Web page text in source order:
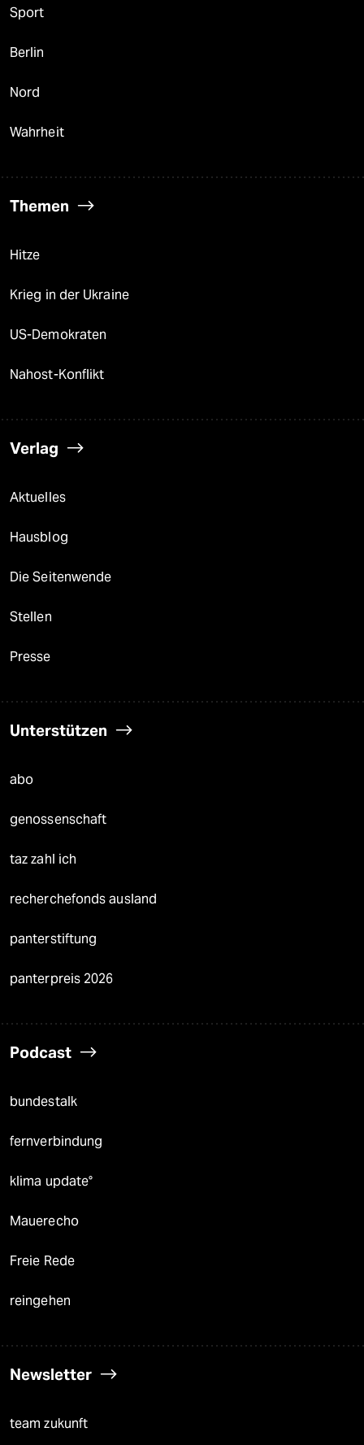
Sport
Berlin
Nord
Wahrheit
Themen
Hitze
Krieg in der Ukraine
US-Demokraten
Nahost-Konflikt
Verlag
Aktuelles
Hausblog
Die Seitenwende
Stellen
Presse
Unterstützen
abo
genossenschaft
taz zahl ich
recherchefonds ausland
panterstiftung
panterpreis 2026
Podcast
bundestalk
fernverbindung
klima update°
Mauerecho
Freie Rede
reingehen
Newsletter
team zukunft